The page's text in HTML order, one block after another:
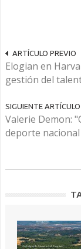
ARTÍCULO PREVIO
Elogian en
gestión del
SIGUIENTE ARTÍCULO
Valerie Demon:
deporte